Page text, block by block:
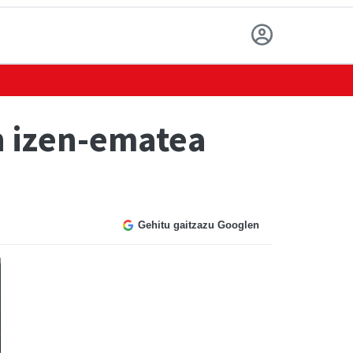
ematea
Gehitu gaitzazu Googlen